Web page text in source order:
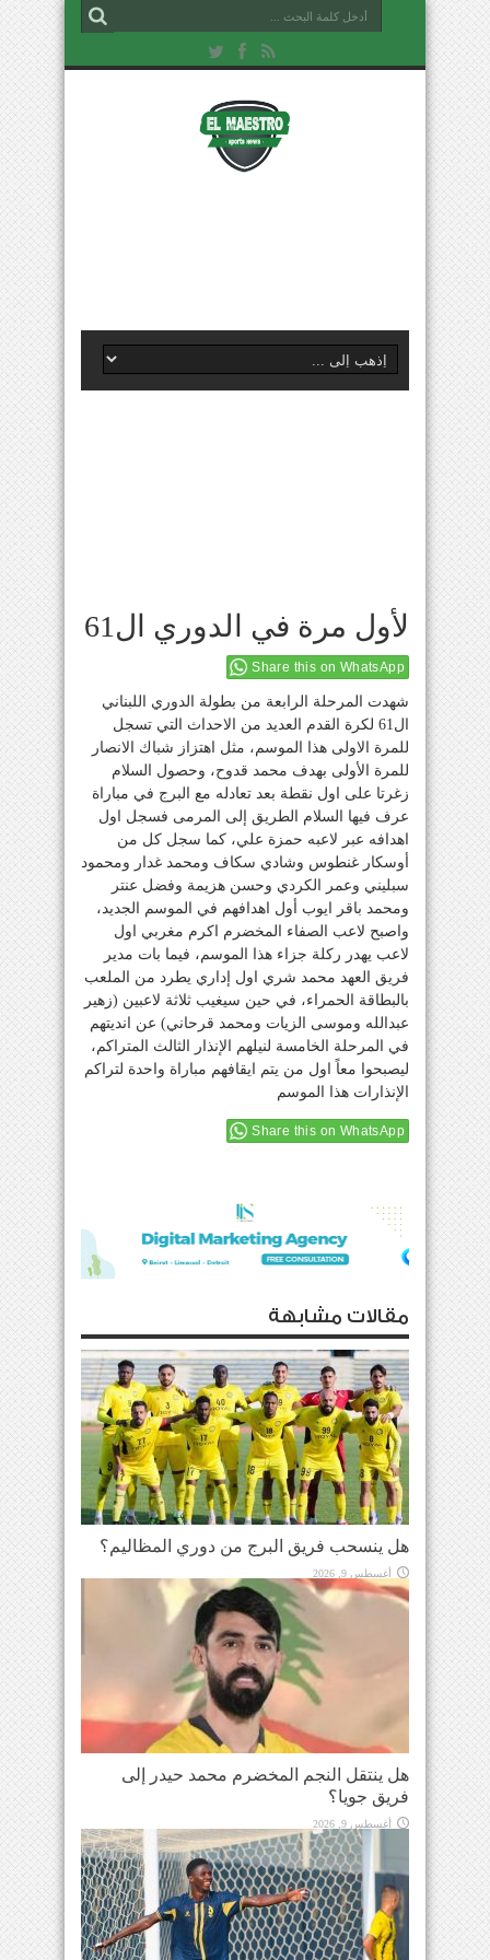
لأول مرة في الدوري ال61
Share this on WhatsApp
شهدت المرحلة الرابعة من بطولة الدوري اللبناني
ال61 لكرة القدم العديد من الاحداث التي تسجل
للمرة الاولى هذا الموسم، مثل اهتزاز شباك الانصار
للمرة الأولى بهدف محمد قدوح، وحصول السلام
زغرتا على اول نقطة بعد تعادله مع البرج في مباراة
عرف فيها السلام الطريق إلى المرمى فسجل اول
اهدافه عبر لاعبه حمزة علي، كما سجل كل من
أوسكار غنطوس وشادي سكاف ومحمد غدار ومحمود
سبليني وعمر الكردي وحسن هزيمة وفضل عنتر
ومحمد باقر ايوب أول اهدافهم في الموسم الجديد،
واصبح لاعب الصفاء المخضرم اكرم مغربي اول
لاعب يهدر ركلة جزاء هذا الموسم، فيما بات مدير
فريق العهد محمد شري اول إداري يطرد من الملعب
بالبطاقة الحمراء، في حين سيغيب ثلاثة لاعبين (زهير
عبدالله وموسى الزيات ومحمد قرحاني) عن انديتهم
في المرحلة الخامسة لنيلهم الإنذار الثالث المتراكم،
ليصبحوا معاً اول من يتم ايقافهم مباراة واحدة لتراكم
الإنذارات هذا الموسم
Share this on WhatsApp
مقالات مشابهة
هل ينسحب فريق البرج من دوري المظاليم؟
أغسطس 9, 2026
هل ينتقل النجم المخضرم محمد حيدر إلى
فريق جويا؟
أغسطس 9, 2026